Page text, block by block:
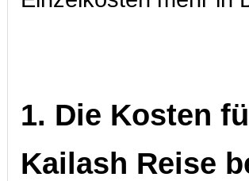
1. Die Kosten
Kailash Reise